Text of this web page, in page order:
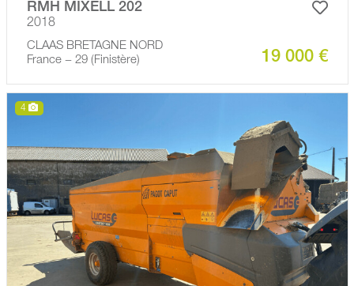
RMH MIXELL 202
2018
CLAAS BRETAGNE NORD
France − 29 (Finistère)
19 000 €
4